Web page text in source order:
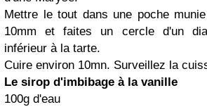
Mettre le tout dans une poche
10mm et faites un cercle d'un
inférieur à la tarte.
Cuire environ 10mn. Surveillez la
Le sirop d'imbibage à la vanille
100g d'eau